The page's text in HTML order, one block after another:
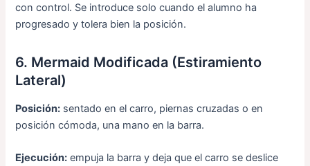
con control. Se introduce solo cuando el alumno ha
progresado y tolera bien la posición.
6. Mermaid Modificada (Estiramiento
Lateral)
Posición: sentado en el carro, piernas cruzadas o en
posición cómoda, una mano en la barra.
Ejecución: empuja la barra y deja que el carro se deslice